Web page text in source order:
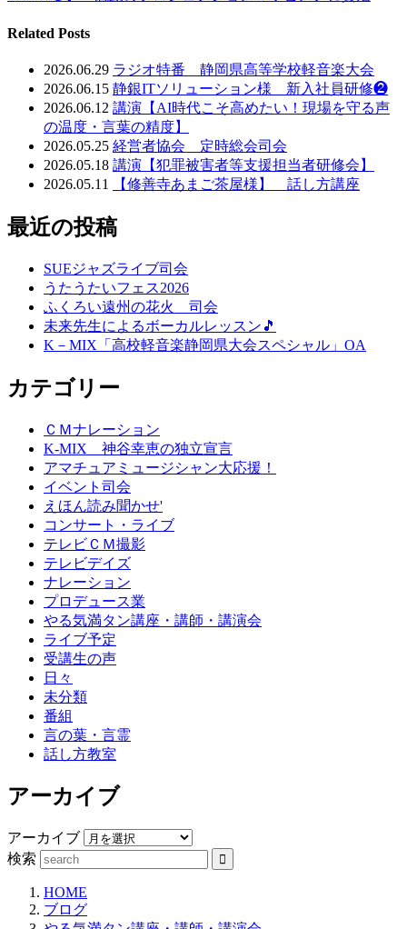
Related Posts
2026.06.29 ラジオ特番 静岡県高等学校軽音楽大会
2026.06.15 静銀ITソリューション様 新入社員研修❷
2026.06.12 講演【AI時代こそ高めたい！現場を守る声
の温度・言葉の精度】
2026.05.25 経営者協会 定時総会司会
2026.05.18 講演【犯罪被害者等支援担当者研修会】
2026.05.11
【修善寺あまご茶屋様】 話し方講座
最近の投稿
SUEジャズライブ司会
うたうたいフェス2026
ふくろい遠州の花火 司会
未来先生によるボーカルレッスン🎵
K－MIX「高校軽音楽静岡県大会スペシャル」OA
カテゴリー
ＣＭナレーション
K-MIX 神谷幸恵の独立宣言
アマチュアミュージシャン大応援！
イベント司会
えほん読み聞かせ'
コンサート・ライブ
テレビＣＭ撮影
テレビデイズ
ナレーション
プロデュース業
やる気満タン講座・講師・講演会
ライブ予定
受講生の声
日々
未分類
番組
言の葉・言霊
話し方教室
アーカイブ
アーカイブ
検索
HOME
ブログ